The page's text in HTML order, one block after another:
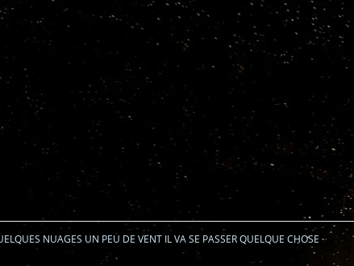
Aller au contenu
NUAGES UN PEU DE VENT IL VA SE PASSER QUELQUE CHOSE